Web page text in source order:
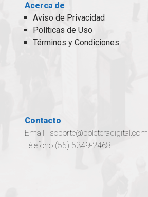
Acerca de
Aviso de Privacidad
Políticas de Uso
Términos y Condiciones
Contacto
Email : soporte@boleteradigital.com
Télefono (55) 5349-2468